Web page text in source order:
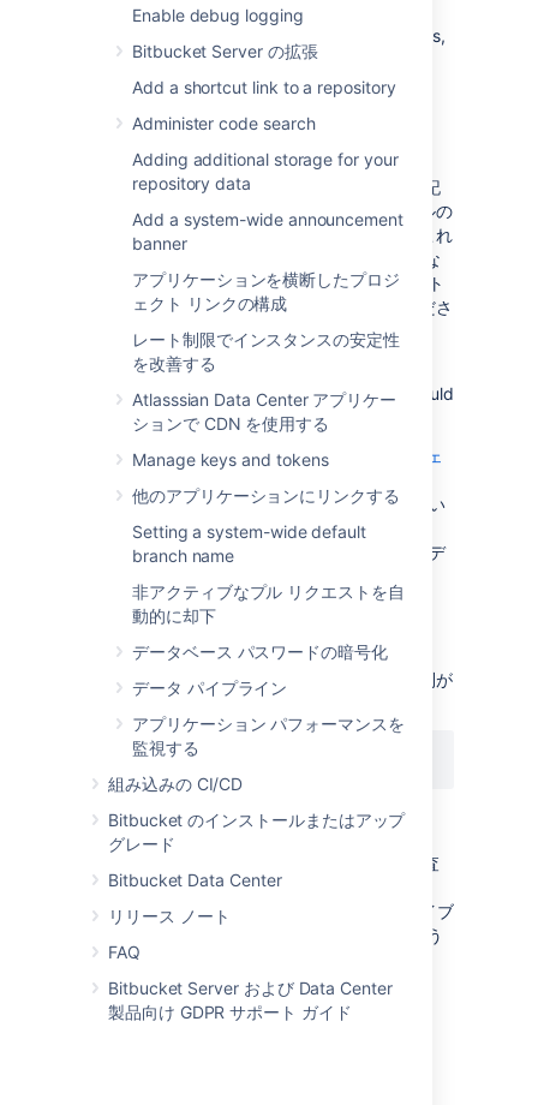
Enable debug logging
Bitbucket Server の拡張
Add a shortcut link to a repository
Administer code search
Adding additional storage for your
repository data
Add a system-wide announcement
banner
アプリケーションを横断したプロジ
ェクト リンクの構成
レート制限でインスタンスの安定性
を改善する
Atlasssian Data Center アプリケー
ションで CDN を使用する
Manage keys and tokens
他のアプリケーションにリンクする
Setting a system-wide default
branch name
非アクティブなプル リクエストを自
動的に却下
データベース パスワードの暗号化
データ パイプライン
アプリケーション パフォーマンスを
監視する
組み込みの CI/CD
Bitbucket のインストールまたはアップ
グレード
Bitbucket Data Center
リリース ノート
FAQ
Bitbucket Server および Data Center
製品向け GDPR サポート ガイド
are written to the audit log file. On
clustered Bitbucket Data Center deployments,
each application node will produce its own
log file in its local home directory.
監査ログ ファイルをサードパーティ製のログ記
録プラットフォームと連携するには、ファイルの
正確な場所を把握しておく必要があります。これ
はホーム ディレクトリの設定方法によって異な
る場合があります。ローカル ホーム ディレクト
リの詳細についてはこちらをクリック
してくださ
On a clustered Bitbucket Data Center
deployment, the audit log file's directory should
be the same on all nodes.
詳細については、「CloudWatch Logs エージェ
Ansible を使用してこれを自動化する方法につい
ては、https://bitbucket.org/atlassian/dc-
deployments-automation/src/master/
にあるデ
ファイル名
監査ログのファイル名には次のような命名規則が
使用されます。
YYYYMMDD-XXXXX.audit.log
XXXXX の部分は
) にアーカイブされた監査
ログ ファイルの何番目にあたるかを示します。
たとえば、本日 (2020 年 1 月 1 日) にアーカイブ
されたログ ファイルが 5 件ある場合、次のよう
になります。
最も古いアーカイブ ログ ファイル
は20200101.00000.audit.log